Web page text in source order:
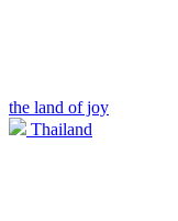
the land of joy
Thailand